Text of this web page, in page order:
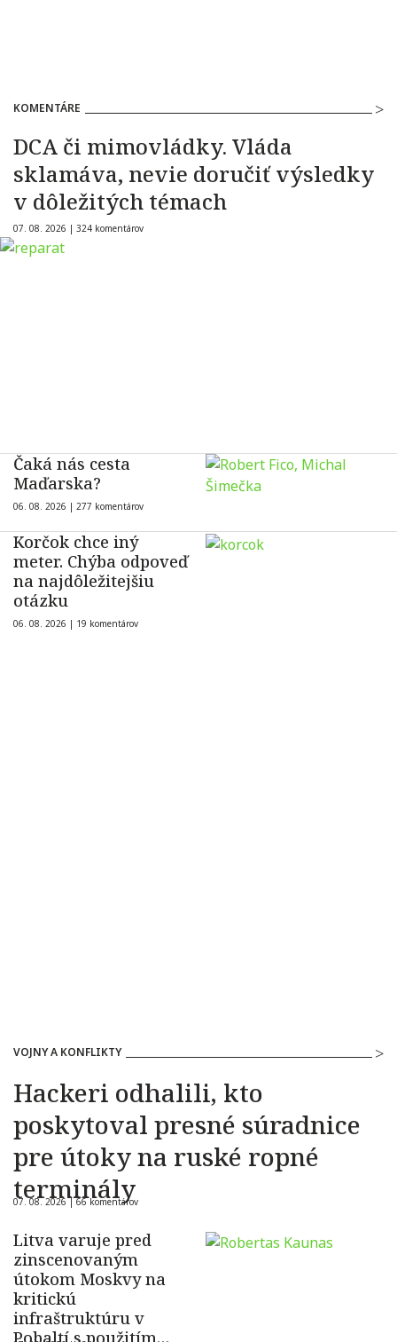
KOMENTÁRE
DCA či mimovládky. Vláda
sklamáva, nevie doručiť výsledky
v dôležitých témach
07. 08. 2026 | 324 komentárov
Čaká nás cesta
Maďarska?
06. 08. 2026 | 277 komentárov
Korčok chce iný
meter. Chýba odpoveď
na najdôležitejšiu
otázku
06. 08. 2026 | 19 komentárov
VOJNY A KONFLIKTY
Hackeri odhalili, kto
poskytoval presné súradnice
pre útoky na ruské ropné
terminály
07. 08. 2026 |66 komentárov
Litva varuje pred
zinscenovaným
útokom Moskvy na
kritickú
infraštruktúru v